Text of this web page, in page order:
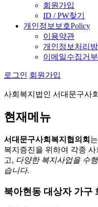
회원가입
ID / PW찾기
개인정보보호Policy
이용약관
개인정보처리
이메일수집거부
로그인 회원가입
사회복지법인 서대문구사
현재메뉴
서대문구사회복지협의회
복지증진을 위하여 각종
고, 다양한 복지사업을 수
습니다.
북아현동 대상자 가구